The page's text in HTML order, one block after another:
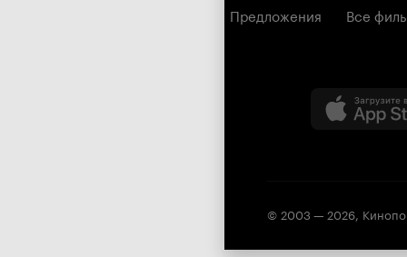
Предложения
Все
© 2003 — 2026,